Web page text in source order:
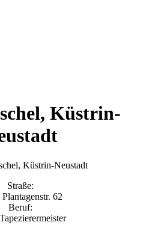
, Küstrin-
Straße:
Plantagenstr. 62
Beruf:
Tapezierermeister